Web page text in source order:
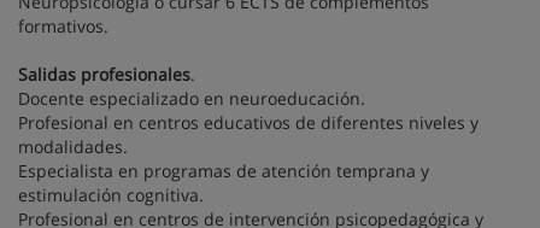
formativos.
Salidas profesionales.
Docente especializado en neuroeducación.
Profesional en centros educativos de diferentes niveles y
modalidades.
Especialista en programas de atención temprana y
estimulación cognitiva.
Profesional en centros de intervención psicopedagógica y